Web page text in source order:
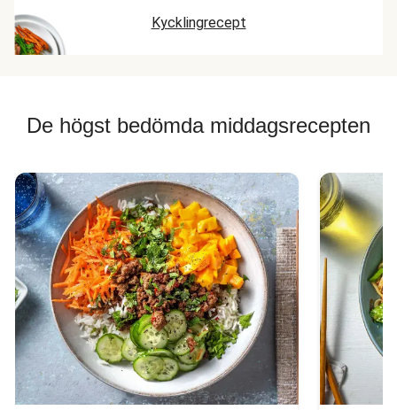
Kycklingrecept
De högst bedömda middagsrecepten